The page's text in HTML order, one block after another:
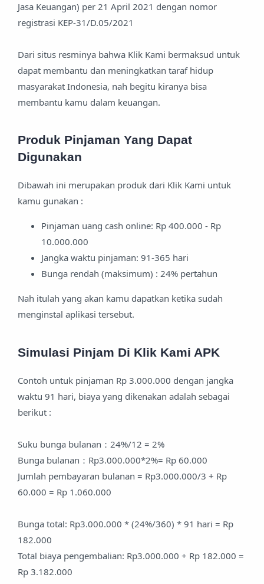
Jasa Keuangan) per 21 April 2021 dengan nomor
registrasi KEP-31/D.05/2021
Dari situs resminya bahwa Klik Kami bermaksud untuk
dapat membantu dan meningkatkan taraf hidup
masyarakat Indonesia, nah begitu kiranya bisa
membantu kamu dalam keuangan.
Produk Pinjaman Yang Dapat
Digunakan
Dibawah ini merupakan produk dari Klik Kami untuk
kamu gunakan :
Pinjaman uang cash online: Rp 400.000 - Rp
10.000.000
Jangka waktu pinjaman: 91-365 hari
Bunga rendah (maksimum) : 24% pertahun
Nah itulah yang akan kamu dapatkan ketika sudah
menginstal aplikasi tersebut.
Simulasi Pinjam Di Klik Kami APK
Contoh untuk pinjaman Rp 3.000.000 dengan jangka
waktu 91 hari, biaya yang dikenakan adalah sebagai
berikut :
Suku bunga bulanan：24%/12 = 2%
Bunga bulanan：Rp3.000.000*2%= Rp 60.000
Jumlah pembayaran bulanan = Rp3.000.000/3 + Rp
60.000 = Rp 1.060.000
Bunga total: Rp3.000.000 * (24%/360) * 91 hari = Rp
182.000
Total biaya pengembalian: Rp3.000.000 + Rp 182.000 =
Rp 3.182.000